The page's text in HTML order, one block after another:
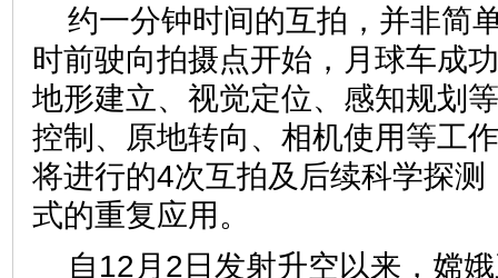
约一分钟时间的互拍，并非简
时前驶向拍摄点开始，月球车成
地形建立、视觉定位、感知规划
控制、原地转向、相机使用等工
将进行的4次互拍及后续科学探
式的重复应用。
自12月2日发射升空以来，嫦